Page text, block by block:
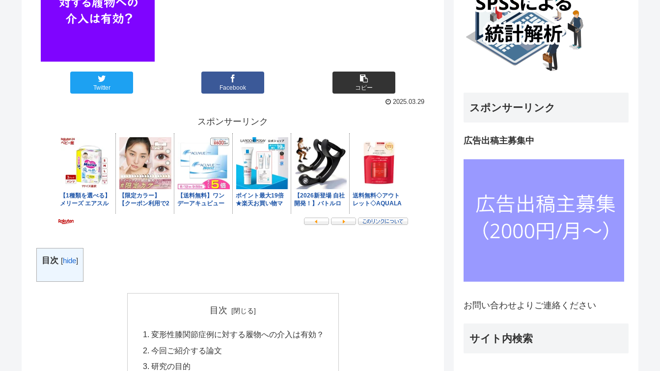
Twitter Facebook コピー
2025.03.29
スポンサーリンク
目次 [hide]
目次
変形性膝関節症例に対する履物への介入は有効？
今回ご紹介する論文
研究の目的
スポンサーリンク
広告出稿主募集中
お問い合わせよりご連絡ください
サイト内検索